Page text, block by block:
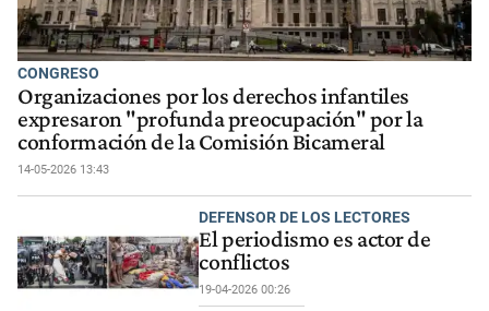
CONGRESO
Organizaciones por los derechos infantiles
expresaron "profunda preocupación" por la
conformación de la Comisión Bicameral
14-05-2026 13:43
DEFENSOR DE LOS LECTORES
El periodismo es actor de
conflictos
19-04-2026 00:26